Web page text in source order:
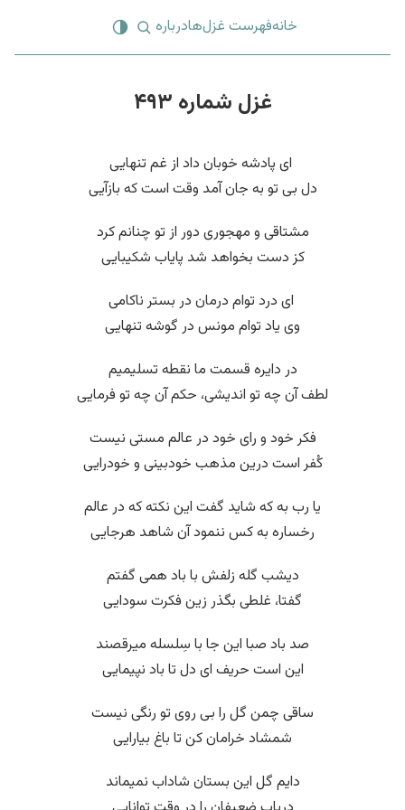
خانهفهرست غزل‌هادرباره
غزل شماره ۴۹۳
‌ ای پادشه خوبان داد از غم تنهایی
دل بی تو به جان آمد وقت است که بازآیی
مشتاقی و مهجوری دور از تو چنانم کرد
کز دست بخواهد شد پایاب شکیبایی
‌ ای درد توام درمان در بستر ناکامی
وی یاد توام مونس در گوشه تنهایی
در دایره قسمت ما نقطه تسلیمیم
لطف آن چه تو اندیشی، حکم آن چه تو فرمایی
فکر خود و رای خود در عالم مستی نیست
کُفر است درین مذهب خودبینی و خودرایی
یا رب به که شاید گفت این نکته که در عالم
رخساره به کس ننمود آن شاهد هرجایی
دیشب گله زلفش با باد همی گفتم
گفتا، غلطی بگذر زین فکرت سودایی
صد باد صبا این جا با سِلسله میرقصند
این است حریف ای دل تا باد نپیمایی
ساقی چمن گل را بی روی تو رنگی نیست
شمشاد خرامان کن تا باغ بیارایی
دایم گل این بستان شاداب نمیماند